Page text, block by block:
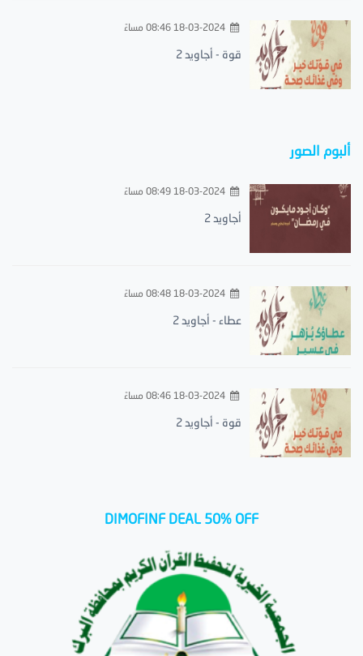
18-03-2024 08:46 مساءً
قوة - أجاويد 2
ألبوم الصور
18-03-2024 08:49 مساءً
أجاويد 2
18-03-2024 08:48 مساءً
عطاء - أجاويد 2
18-03-2024 08:46 مساءً
قوة - أجاويد 2
DIMOFINF DEAL 50% OFF